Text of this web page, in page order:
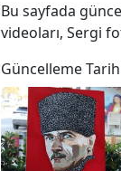
Bu sayfada
videoları, Sergi
Güncelleme